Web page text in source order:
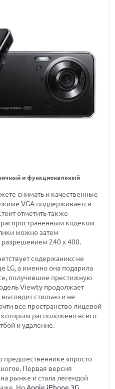
и функциональный
снимать и качественные
VGA поддерживается
отметить также
кодеком
можно затем
разрешением 240 х 400.
содержанию: не
LG, а именно она подарила
получившие престижную
Viewty продолжает
стильно и не
все пространство лицевой
расположено всего
и удаление.
предшественнике «просто
Первая версия
рынке и стала легендой
Но Apple iPhone 3G